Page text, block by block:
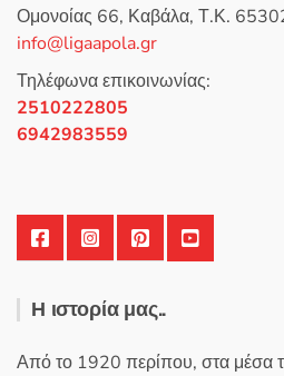
Ομονοίας 66, Καβάλα, Τ.Κ.
info@ligaapola.gr
Τηλέφωνα επικοινωνίας:
2510222805
6942983559
Η ιστορία μας..
Από το 1920 περίπου, στα μέσα